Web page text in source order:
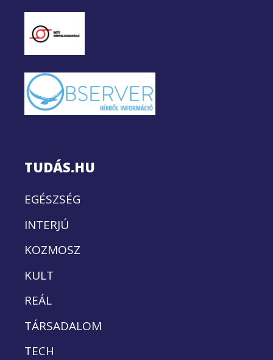
TUDÁS.HU
EGÉSZSÉG
INTERJÚ
KOZMOSZ
KULT
REÁL
TÁRSADALOM
TECH